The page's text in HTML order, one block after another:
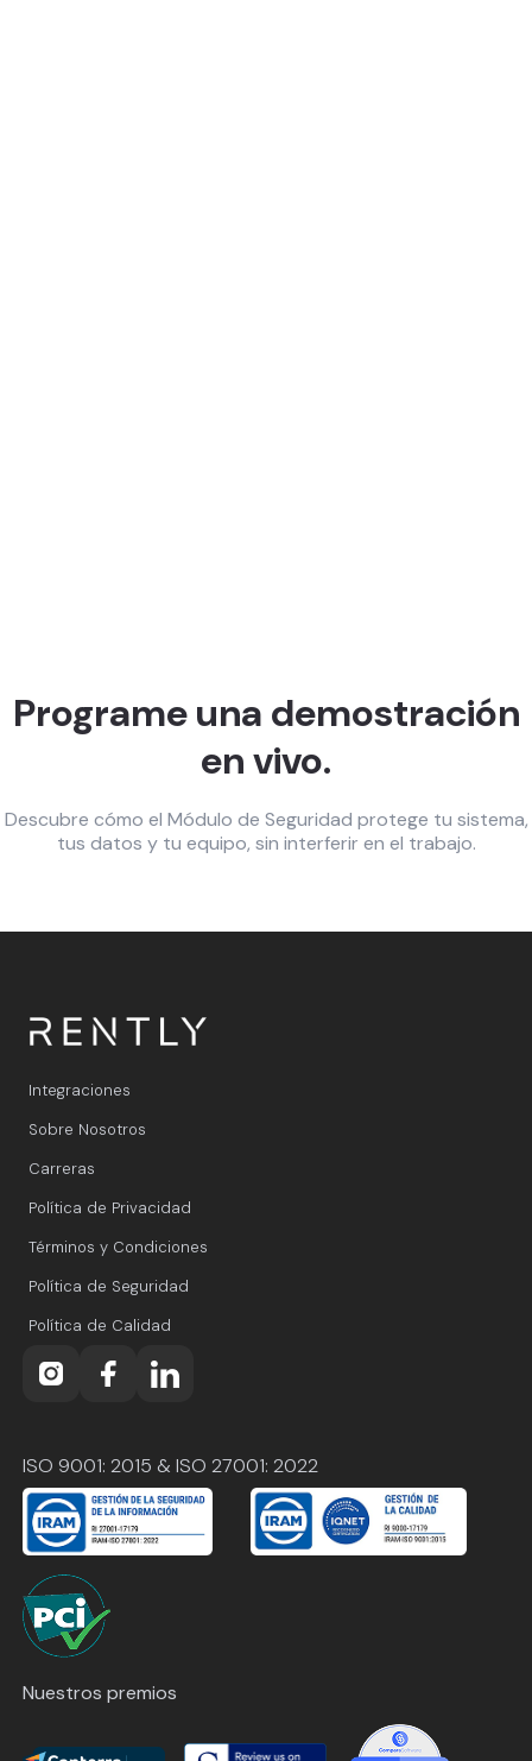
Programe una demostración
en vivo.
Descubre cómo el Módulo de Seguridad protege tu sistema,
tus datos y tu equipo, sin interferir en el trabajo.
Integraciones
Sobre Nosotros
Carreras
Política de Privacidad
Términos y Condiciones
Política de Seguridad
Política de Calidad
ISO 9001: 2015 & ISO 27001: 2022
Nuestros premios